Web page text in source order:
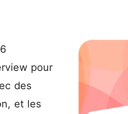
pour
des
et les